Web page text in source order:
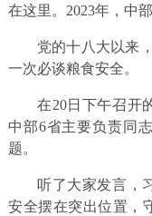
在这里。2023年，中
党的十八大以来
一次必谈粮食安全。
在20日下午召开
中部6省主要负责同
题。
听了大家发言，
安全摆在突出位置，